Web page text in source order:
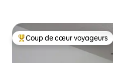
Coups de cœur voyageurs
Coup de cœur voyageurs